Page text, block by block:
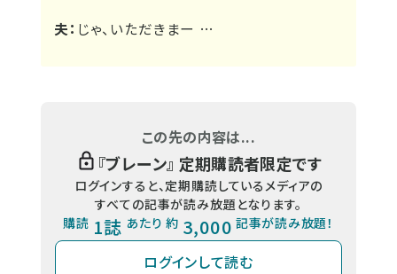
夫： じゃ、いただきまー …
この先の内容は...
『ブレーン』 定期購読者限定です
ログインすると、定期購読しているメディアの
すべての記事が読み放題となります。
購読 1誌 あたり 約 3,000 記事が読み放題！
ログインして読む